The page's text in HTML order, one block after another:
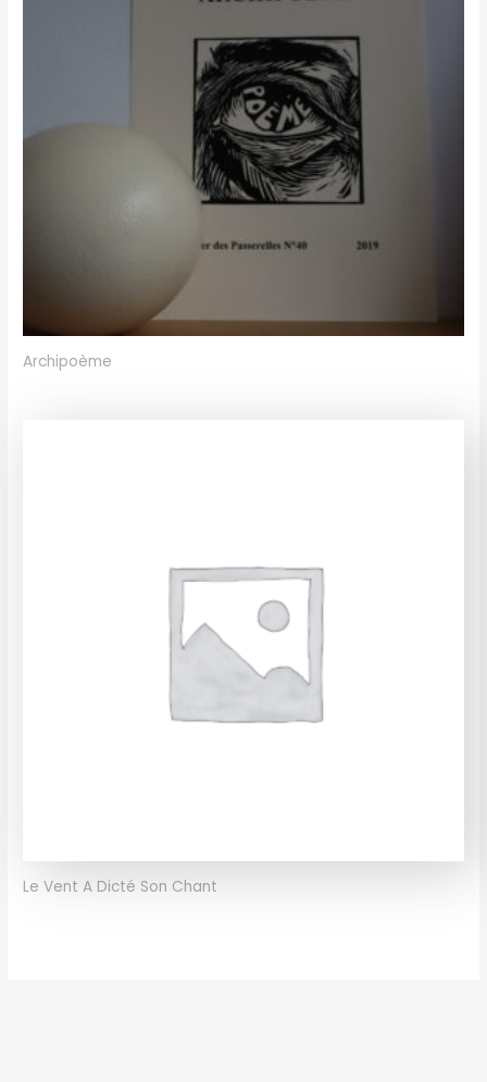
Archipoème
Le Vent A Dicté Son Chant